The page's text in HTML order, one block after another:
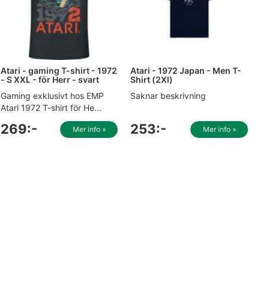
Atari - gaming T-shirt - 1972
- S XXL - för Herr - svart
Gaming exklusivt hos EMP
Atari 1972 T-shirt för He...
269:- Mer info »
Atari - 1972 Japan - Men T-
Shirt (2Xl)
Saknar beskrivning
253:- Mer info »